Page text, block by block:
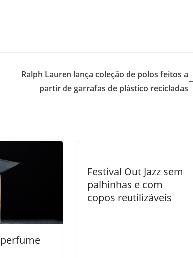
Ralph Lauren lança coleção de polos feitos a
partir de garrafas de plástico recicladas
Festival Out Jazz sem
palhinhas e com
copos reutilizáveis